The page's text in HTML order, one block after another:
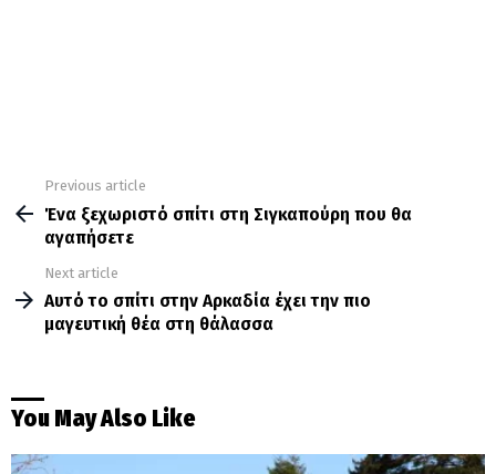
more
Previous article
Ένα ξεχωριστό σπίτι στη Σιγκαπούρη που θα
αγαπήσετε
Next article
Αυτό το σπίτι στην Αρκαδία έχει την πιο
μαγευτική θέα στη θάλασσα
You May Also Like